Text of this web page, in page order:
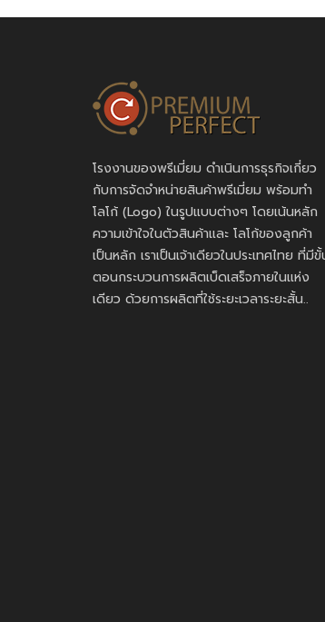
โรงงานของพรีเมี่ยม ดำเนินการธุรกิจเกี่ยว
กับการจัดจำหน่ายสินค้าพรีเมี่ยม พร้อมทำ
โลโก้ (Logo) ในรูปแบบต่างๆ โดยเน้นหลัก
ความเข้าใจในตัวสินค้าและ โลโก้ของลูกค้า
เป็นหลัก เราเป็นเจ้าเดียวในประเทศไทย ที่มีขั้
ตอนกระบวนการผลิตเบ็ดเสร็จภายในแห่ง
เดียว ด้วยการผลิตที่ใช้ระยะเวลาระยะสั้น..